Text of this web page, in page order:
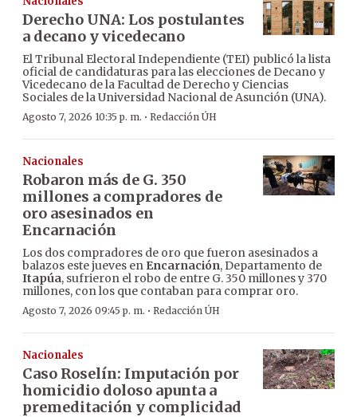
Derecho UNA: Los postulantes
a decano y vicedecano
El Tribunal Electoral Independiente (TEI) publicó la lista
oficial de candidaturas para las elecciones de Decano y
Vicedecano de la Facultad de Derecho y Ciencias
Sociales de la Universidad Nacional de Asunción (UNA).
Agosto 7, 2026 10:35 p. m. · Redacción ÚH
Nacionales
Robaron más de G. 350
millones a compradores de
oro asesinados en
Encarnación
Los dos compradores de oro que fueron asesinados a
balazos este jueves en Encarnación, Departamento de
Itapúa, sufrieron el robo de entre G. 350 millones y 370
millones, con los que contaban para comprar oro.
Agosto 7, 2026 09:45 p. m. · Redacción ÚH
Nacionales
Caso Roselín: Imputación por
homicidio doloso apunta a
premeditación y complicidad